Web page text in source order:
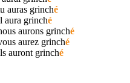
auras grinché
aura grinché
aurons grinché
aurez grinché
auront grinché